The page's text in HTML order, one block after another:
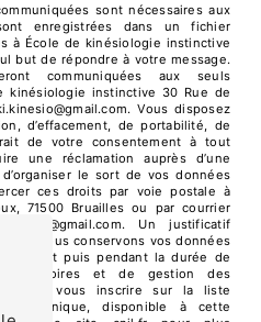
sont nécessaires aux
enregistrées dans un fichier
à École de kinésiologie instinctive
but de répondre à votre message.
communiquées aux seuls
kinésiologie instinctive 30 Rue de
Vous disposez
d’effacement, de portabilité, de
de votre consentement à tout
une réclamation auprès d’une
le sort de vos données
ces droits par voie postale à
71500 Bruailles ou par courrier
Un justificatif
Nous conservons vos données
contact puis pendant la durée de
probatoires et de gestion des
de vous inscrire sur la liste
téléphonique, disponible à cette